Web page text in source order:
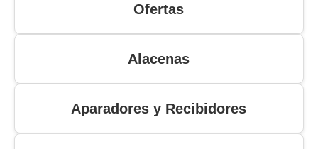
Ofertas
Alacenas
Aparadores y Recibidores